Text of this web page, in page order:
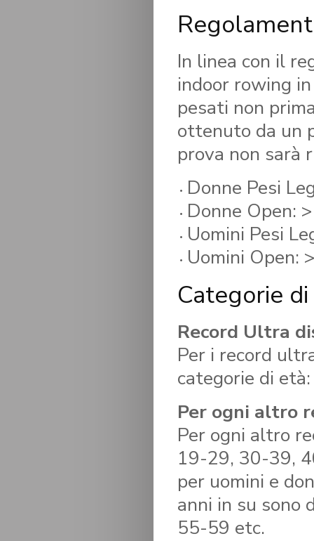
In linea con il
indoor rowing
pesati non
ottenuto da un
prova non sarà
Donne Pesi
Donne Open:
Uomini Pesi
Uomini Open:
Categorie
Record Ultra
Per i record
categorie di
Per ogni altro
Per ogni altro
19-29, 30-39,
per uomini e
anni in su sono
55-59 etc.